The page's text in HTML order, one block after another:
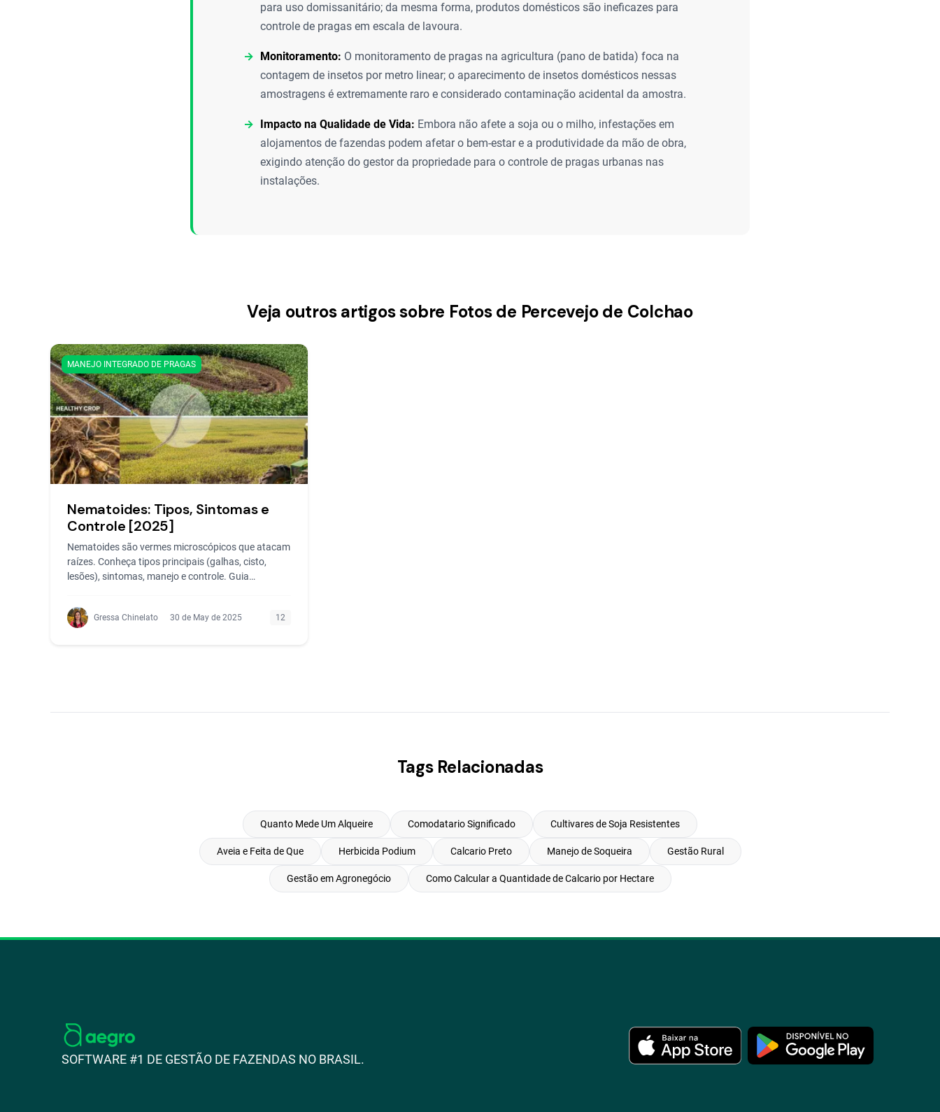
para uso domissanitário; da mesma forma, produtos domésticos são ineficazes para
controle de pragas em escala de lavoura.
Monitoramento: O monitoramento de pragas na agricultura (pano de batida) foca na
contagem de insetos por metro linear; o aparecimento de insetos domésticos nessas
amostragens é extremamente raro e considerado contaminação acidental da amostra.
Impacto na Qualidade de Vida: Embora não afete a soja ou o milho, infestações em
alojamentos de fazendas podem afetar o bem-estar e a produtividade da mão de obra,
exigindo atenção do gestor da propriedade para o controle de pragas urbanas nas
instalações.
Veja outros artigos sobre Fotos de Percevejo de Colchao
MANEJO INTEGRADO DE PRAGAS
Nematoides: Tipos, Sintomas e
Controle [2025]
Nematoides são vermes microscópicos que atacam
raízes. Conheça tipos principais (galhas, cisto,
lesões), sintomas, manejo e controle. Guia
Gressa Chinelato 30 de May de 2025 12
Tags Relacionadas
Quanto Mede Um Alqueire Comodatario Significado Cultivares de Soja Resistentes
Aveia e Feita de Que Herbicida Podium Calcario Preto Manejo de Soqueira Gestão Rural
Gestão em Agronegócio Como Calcular a Quantidade de Calcario por Hectare
SOFTWARE #1 DE GESTÃO DE FAZENDAS NO BRASIL.